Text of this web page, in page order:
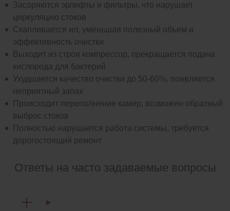
Засоряются эрлифты и фильтры, что нарушает
циркуляцию стоков
Скапливается ил, уменьшая полезный объем и
эффективность очистки
Выходит из строя компрессор, прекращается подача
кислорода для бактерий
Ухудшается качество очистки до 50-60%, появляется
неприятный запах
Происходит переполнение камер, возможен обратный
выброс стоков
Полностью нарушается работа системы, требуется
дорогостоящий ремонт
Ответы на часто задаваемые вопросы